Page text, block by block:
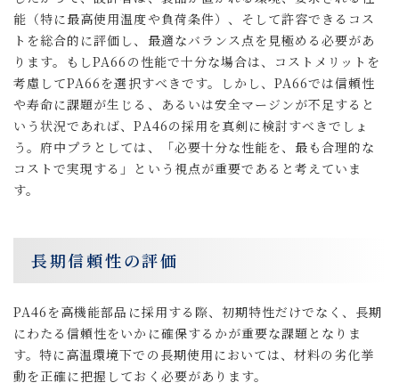
能（特に最高使用温度や負荷条件）、そして許容できるコス
トを総合的に評価し、最適なバランス点を見極める必要があ
ります。もしPA66の性能で十分な場合は、コストメリットを
考慮してPA66を選択すべきです。しかし、PA66では信頼性
や寿命に課題が生じる、あるいは安全マージンが不足すると
いう状況であれば、PA46の採用を真剣に検討すべきでしょ
う。府中プラとしては、「必要十分な性能を、最も合理的な
コストで実現する」という視点が重要であると考えていま
す。
長期信頼性の評価
PA46を高機能部品に採用する際、初期特性だけでなく、長期
にわたる信頼性をいかに確保するかが重要な課題となりま
す。特に高温環境下での長期使用においては、材料の劣化挙
動を正確に把握しておく必要があります。